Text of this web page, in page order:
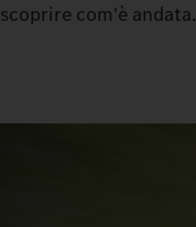
scoprire com'è andata.